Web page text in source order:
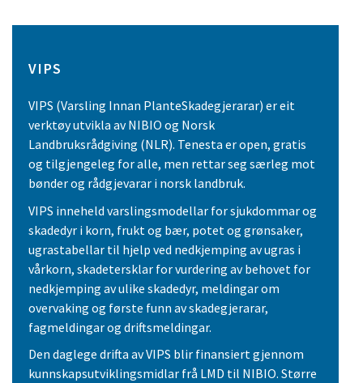
VIPS
VIPS (Varsling Innan PlanteSkadegjerarar) er eit
verktøy utvikla av NIBIO og Norsk
Landbruksrådgiving (NLR). Tenesta er open, gratis
og tilgjengeleg for alle, men rettar seg særleg mot
bønder og rådgjevarar i norsk landbruk.
VIPS inneheld varslingsmodellar for sjukdommar og
skadedyr i korn, frukt og bær, potet og grønsaker,
ugrastabellar til hjelp ved nedkjemping av ugras i
vårkorn, skadetersklar for vurdering av behovet for
nedkjemping av ulike skadedyr, meldingar om
overvaking og første funn av skadegjerarar,
fagmeldingar og driftsmeldingar.
Den daglege drifta av VIPS blir finansiert gjennom
kunnskapsutviklingsmidlar frå LMD til NIBIO. Større